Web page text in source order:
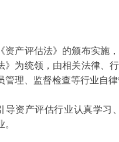
资产评估法》的颁布实施
》为统领，由相关法律、
管理、监督检查等行业自
导资产评估行业认真学习